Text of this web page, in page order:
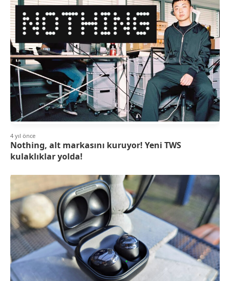
4 yıl önce
Nothing, alt markasını kuruyor! Yeni TWS
kulaklıklar yolda!